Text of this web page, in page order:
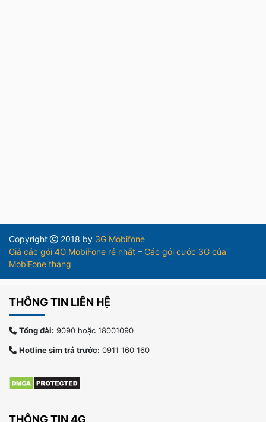
Copyright 2018 by 3G Mobifone
Giá các gói 4G MobiFone rẻ nhất – Các gói cước 3G của
MobiFone tháng
THÔNG TIN LIÊN HỆ
Tổng đài: 9090 hoặc 18001090
Hotline sim trả trước: 0911 160 160
THÔNG TIN 4G